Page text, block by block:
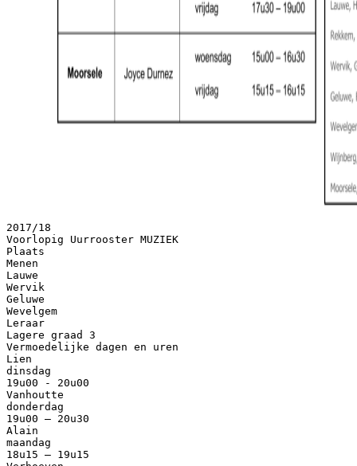
2017/18
Voorlopig Uurrooster MUZIEK
Plaats
Menen
Lauwe
Wervik
Geluwe
Wevelgem
Leraar
Lagere graad 3
Vermoedelijke dagen en uren
Lien
dinsdag
19u00 - 20u00
Vanhoutte
donderdag
19u00 – 20u30
Alain
maandag
18u15 – 19u15